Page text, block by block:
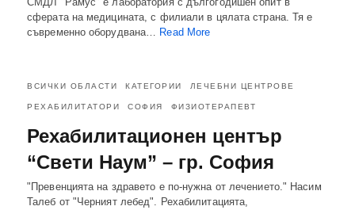
сферата на медицината, с филиали в цялата страна. Тя е
съвременно оборудвана… Read More
ВСИЧКИ ОБЛАСТИ КАТЕГОРИИ ЛЕЧЕБНИ ЦЕНТРОВЕ
РЕХАБИЛИТАТОРИ СОФИЯ ФИЗИОТЕРАПЕВТ
Рехабилитационен център
“Свети Наум” – гр. София
"Превенцията на здравето е по-нужна от лечението." Насим
Талеб от "Черният лебед". Рехабилитацията,